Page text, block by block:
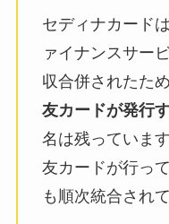
セディナカード
ァイナンスサー
収合併されたた
友カードが発行
名は残っていま
友カードが行っ
も順次統合され